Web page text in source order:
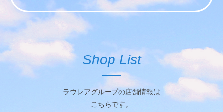
Shop List
ラウレアグループの店舗情報は
こちらです。